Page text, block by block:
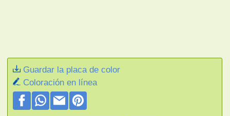
Guardar la placa de color
Coloración en línea